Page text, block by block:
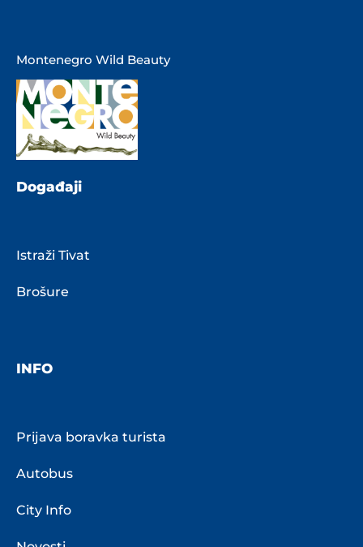
Montenegro Wild Beauty
Događaji
Istraži Tivat
Brošure
INFO
Prijava boravka turista
Autobus
City Info